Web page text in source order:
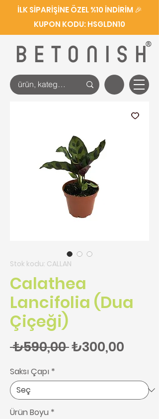
BETONISH
®
İLK SİPARİŞİNE ÖZEL %10 İNDİRİM 🎉
KUPON KODU: HSGLDN10
Stok kodu: CALLAN
Calathea
Lancifolia (Dua
Çiçeği)
₺590,00 Normal Fiyat
₺300,00
Saksı Çapı *
Ürün Boyu *